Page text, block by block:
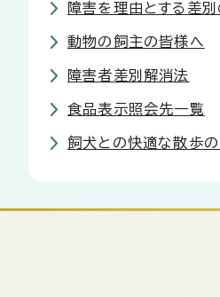
障害を理由とする差
動物の飼主の皆様へ
障害者差別解消法
食品表示照会先一覧
飼犬との快適な散歩